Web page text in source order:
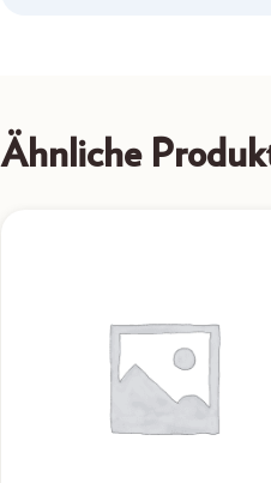
Ähnliche